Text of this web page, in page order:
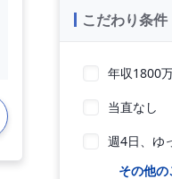
こだわり条件
年収1800
当直なし
週4日、ゆ
その他